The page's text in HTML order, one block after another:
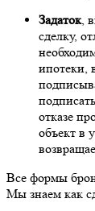
Задаток,
сделку,
ипотеки,
отказе
объект в
Все формы
Мы знаем как